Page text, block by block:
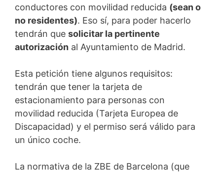
conductores con movilidad reducida (sean o
no residentes). Eso sí, para poder hacerlo
tendrán que solicitar la pertinente
autorización al Ayuntamiento de Madrid.
Esta petición tiene algunos requisitos:
tendrán que tener la tarjeta de
estacionamiento para personas con
movilidad reducida (Tarjeta Europea de
Discapacidad) y el permiso será válido para
un único coche.
La normativa de la ZBE de Barcelona (que